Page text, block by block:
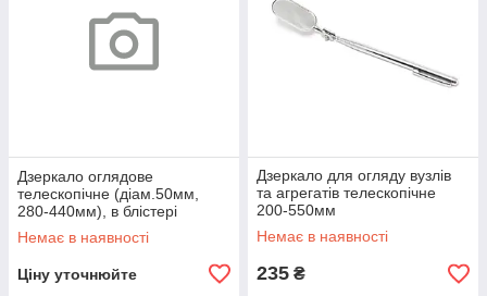
Дзеркало оглядове
телескопічне (діам.50мм,
280-440мм), в блістері
ROCKFORCE RF-617R
Немає в наявності
Ціну уточнюйте
Дзеркало для огляду вузлів
та агрегатів телескопічне
200-550мм
Немає в наявності
235 ₴